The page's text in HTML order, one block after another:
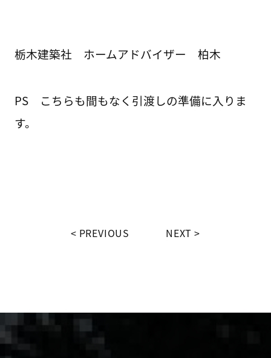
栃木建築社 ホームアドバイザー 柏木
PS こちらも間もなく引渡しの準備に入りま
す。
PREVIOUS NEXT